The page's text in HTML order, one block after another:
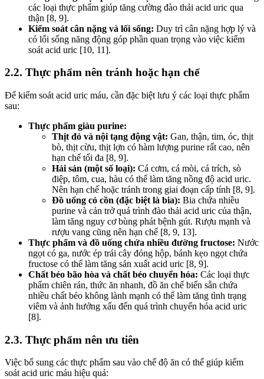
các loại thực phẩm giúp tăng cường đào thải acid uric qua
thận [8, 9].
Kiểm soát cân nặng và lối sống: Duy trì cân nặng hợp lý và
có lối sống năng động góp phần quan trọng vào việc kiểm
soát acid uric [10, 11].
2.2. Thực phẩm nên tránh hoặc hạn chế
Để kiểm soát acid uric máu, cần đặc biệt lưu ý các loại thực phẩm
sau:
Thực phẩm giàu purine:
Thịt đỏ và nội tạng động vật: Gan, thận, tim, óc, thịt
bò, thịt cừu, thịt lợn có hàm lượng purine rất cao, nên
hạn chế tối đa [8, 9].
Hải sản (một số loại): Cá cơm, cá mòi, cá trích, sò
điệp, tôm, cua, hàu có thể làm tăng nồng độ acid uric.
Nên hạn chế hoặc tránh trong giai đoạn cấp tính [8, 9].
Đồ uống có cồn (đặc biệt là bia): Bia chứa nhiều
purine và cản trở quá trình đào thải acid uric của thận,
làm tăng nguy cơ bùng phát bệnh gút. Rượu mạnh và
rượu vang cũng nên hạn chế [8, 9, 13].
Thực phẩm và đồ uống chứa nhiều đường fructose: Nước
ngọt có ga, nước ép trái cây đóng hộp, bánh kẹo ngọt chứa
fructose có thể làm tăng sản xuất acid uric [8, 9].
Chất béo bão hòa và chất béo chuyển hóa: Các loại thực
phẩm chiên rán, thức ăn nhanh, đồ ăn chế biến sẵn chứa
nhiều chất béo không lành mạnh có thể làm tăng tình trạng
viêm và ảnh hưởng xấu đến quá trình chuyển hóa acid uric
[8].
2.3. Thực phẩm nên ưu tiên
Việc bổ sung các thực phẩm sau vào chế độ ăn có thể giúp kiểm
soát acid uric máu hiệu quả: